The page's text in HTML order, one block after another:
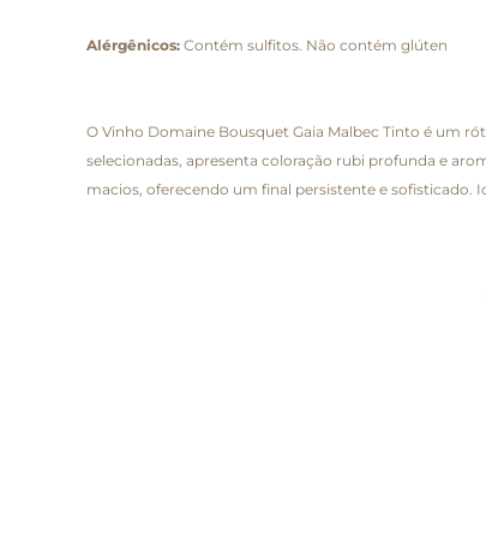
Alérgênicos: Contém sulfitos. Não contém glúten
O Vinho Domaine Bousquet Gaia Malbec Tinto é um
selecionadas, apresenta coloração rubi profunda e
macios, oferecendo um final persistente e sofisticado.